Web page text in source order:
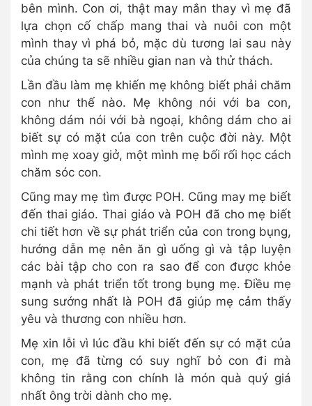
bên mình. Con ơi, thật may mắn thay vì mẹ đã
lựa chọn cố chấp mang thai và nuôi con một
mình thay vì phá bỏ, mặc dù tương lai sau này
của chúng ta sẽ nhiều gian nan và thử thách.
Lần đầu làm mẹ khiến mẹ không biết phải chăm
con như thế nào. Mẹ không nói với ba con,
không dám nói với bà ngoại, không dám cho ai
biết sự có mặt của con trên cuộc đời này. Một
mình mẹ xoay giở, một mình mẹ bối rối học cách
chăm sóc con.
Cũng may mẹ tìm được POH. Cũng may mẹ biết
đến thai giáo. Thai giáo và POH đã cho mẹ biết
chi tiết hơn về sự phát triển của con trong bụng,
hướng dẫn mẹ nên ăn gì uống gì và tập luyện
các bài tập cho con ra sao để con được khỏe
mạnh và phát triển tốt trong bụng mẹ. Điều mẹ
sung sướng nhất là POH đã giúp mẹ cảm thấy
yêu và thương con nhiều hơn.
Mẹ xin lỗi vì lúc đầu khi biết đến sự có mặt của
con, mẹ đã từng có suy nghĩ bỏ con đi mà
không tin rằng con chính là món quà quý giá
nhất ông trời dành cho mẹ.